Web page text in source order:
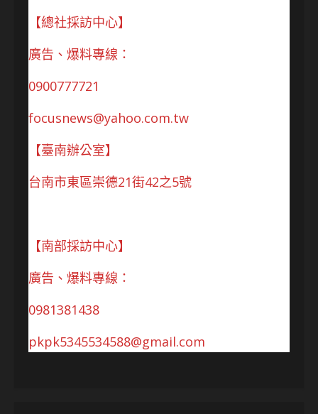
【總社採訪中心】
廣告、爆料專線：
0900777721
focusnews@yahoo.com.tw
【臺南辦公室】
台南市東區崇德21街42之5號
【南部採訪中心】
廣告、爆料專線：
0981381438
pkpk5345534588@gmail.com